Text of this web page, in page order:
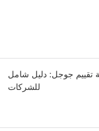
تقييم جوجل: دليل شامل
للشركات